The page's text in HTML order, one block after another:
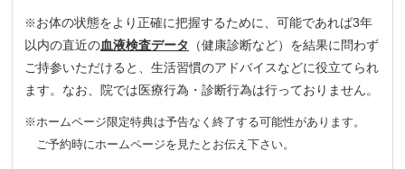
※ お体の状態をより正確に把握するために、可能であれば3年
以内の直近の血液検査データ
（健康診断など）を結果に問わず
ご持参いただけると、生活習慣のアドバイスなどに役立てられ
ます。なお、院では医療行為・診断行為は行っておりません。
※ホームページ限定特典は予告なく終了する可能性があります。
ご予約時にホームページを見たとお伝え下さい。